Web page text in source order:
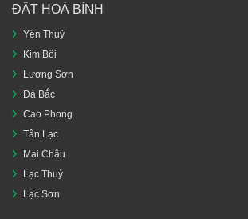
ĐẤT HOÀ BÌNH
Yên Thuỷ
Kim Bôi
Lương Sơn
Đà Bắc
Cao Phong
Tân Lạc
Mai Châu
Lạc Thuỷ
Lạc Sơn